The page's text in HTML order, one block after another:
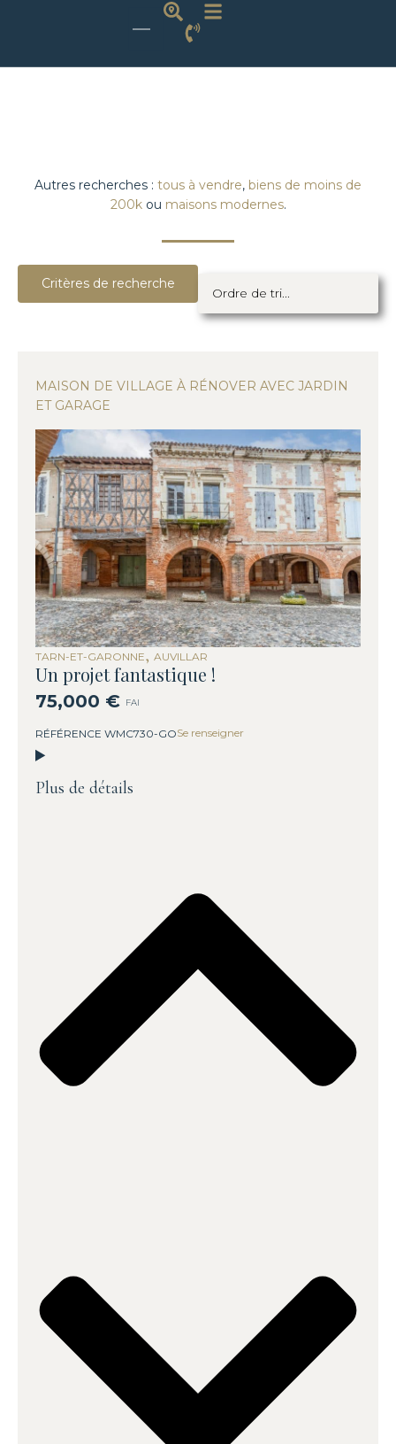
Autres recherches : tous à vendre, biens de moins de
200kou maisons modernes.
Critères de recherche
MAISON DE VILLAGE À RÉNOVER AVEC JARDIN
ET GARAGE
TARN-ET-GARONNE, AUVILLAR
Un projet fantastique !
75,000 € FAI
RÉFÉRENCE WMC730-GOSe renseigner
Plus de détails